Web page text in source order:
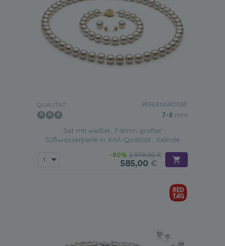
QUALITÄT: PERLENGRÖSSE:
7-8 mm
Set mit weißer, 7-8mm großer
Süßwasserperle in AAA-Qualität , Selinde
-80% 2.979,00 €
585,00 €